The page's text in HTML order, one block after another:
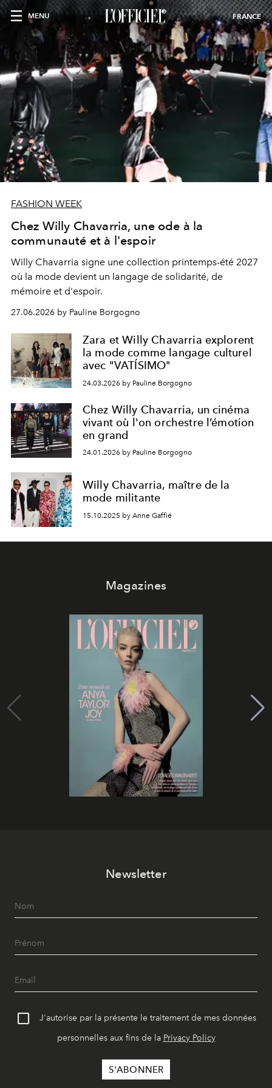
MENU FRANCE
FASHION WEEK
Chez Willy Chavarria, une ode à la
communauté et à l'espoir
Willy Chavarria signe une collection printemps-été 2027
où la mode devient un langage de solidarité, de
mémoire et d'espoir.
27.06.2026 by Pauline Borgogno
Zara et Willy Chavarria explorent
la mode comme langage culturel
avec "VATÍSIMO"
24.03.2026 by Pauline Borgogno
Chez Willy Chavarria, un cinéma
vivant où l'on orchestre l’émotion
en grand
24.01.2026 by Pauline Borgogno
Willy Chavarria, maître de la
mode militante
15.10.2025 by Anne Gaffié
Magazines
Newsletter
J'autorise par la présente le traitement de mes données
personnelles aux fins de la Privacy Policy